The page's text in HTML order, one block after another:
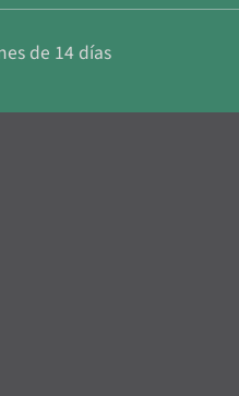
de 14 días